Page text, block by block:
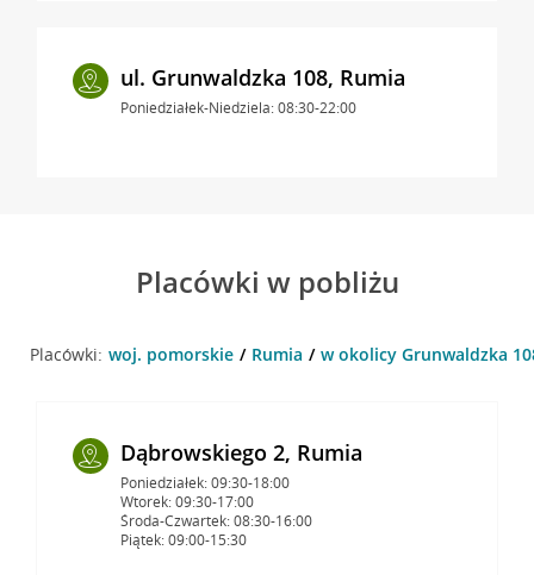
ul. Grunwaldzka 108, Rumia
Poniedziałek-Niedziela: 08:30-22:00
Placówki w pobliżu
Placówki: woj. pomorskie Rumia w okolicy Grunwaldzka
Dąbrowskiego 2, Rumia
Poniedziałek: 09:30-18:00
Wtorek: 09:30-17:00
Środa-Czwartek: 08:30-16:00
Piątek: 09:00-15:30